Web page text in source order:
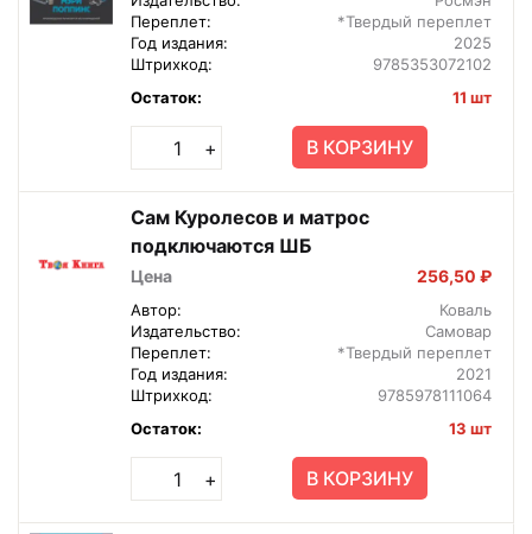
Переплет:
*Твердый переплет
Год издания:
2025
Штрихкод:
9785353072102
Остаток:
11 шт
+ В КОРЗИНУ
Сам Куролесов и матрос
подключаются ШБ
Цена 256,50 ₽
Автор:
Коваль
Издательство:
Самовар
Переплет:
*Твердый переплет
Год издания:
2021
Штрихкод:
9785978111064
Остаток:
13 шт
+ В КОРЗИНУ